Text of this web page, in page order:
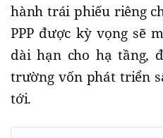
hành trái phiếu riêng
PPP được kỳ vọng sẽ
dài hạn cho hạ tầng,
trường vốn phát triển
tới.